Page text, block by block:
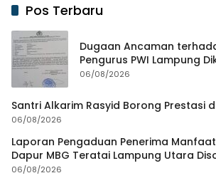
Pos Terbaru
Dugaan Ancaman
Pengurus PWI Lampung
dan Jurnalis
06/08/2026
Santri Alkarim Rasyid Borong Prestasi di
06/08/2026
Laporan Pengaduan Penerima Manfaat
Dapur MBG Teratai Lampung Utara
Minta Satgas Lakukan Investigasi
06/08/2026